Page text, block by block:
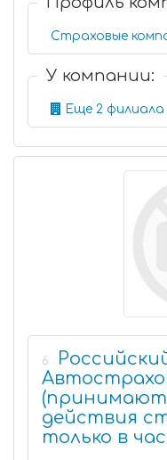
Страховые
У компании:
Еще 2 филиала
6
действия
только в